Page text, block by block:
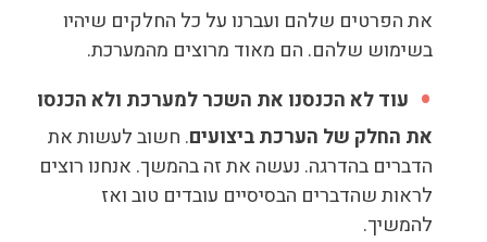
את הפרטים שלהם ועברנו על כל החלקים שיהיו
בשימוש שלהם. הם מאוד מרוצים מהמערכת.
עוד לא הכנסנו את השכר למערכת ולא הכנסו
את החלק של הערכת ביצועים. חשוב לעשות את
הדברים בהדרגה. נעשה את זה בהמשך. אנחנו רוצים
לראות שהדברים הבסיסיים עובדים טוב ואז
להמשיך.